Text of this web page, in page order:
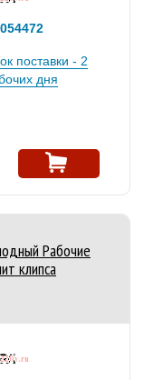
поставки - 2
дня
Рабочие
клипса